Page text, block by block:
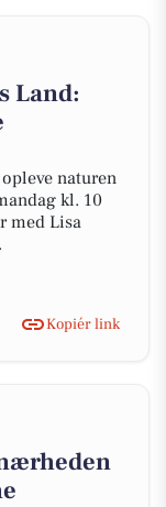
Land:
naturen
kl. 10
med Lisa
Kopiér link